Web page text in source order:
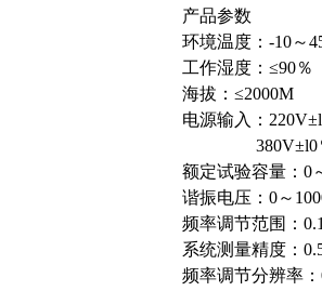
产品参数
环境温度：-10～
工作湿度：≤90％
海拔：≤2000M
电源输入：
380V±l0％三
额定试验容量：0
谐振电压：0～
频率调节范围：
系统测量精度：
频率调节分辨率：